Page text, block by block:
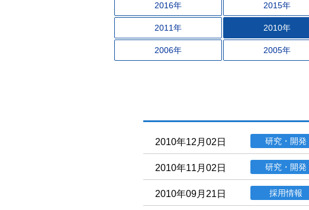
2016年 2015年
2011年 2010年
2006年 2005年
2010年12月02日 研究・開発
2010年11月02日 研究・開発
2010年09月21日 採用情報